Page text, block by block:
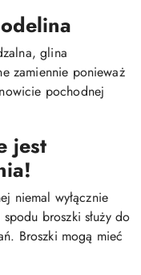
glina
zamiennie ponieważ
pochodnej
jest
niemal wyłącznie
broszki służy do
Broszki mogą mieć